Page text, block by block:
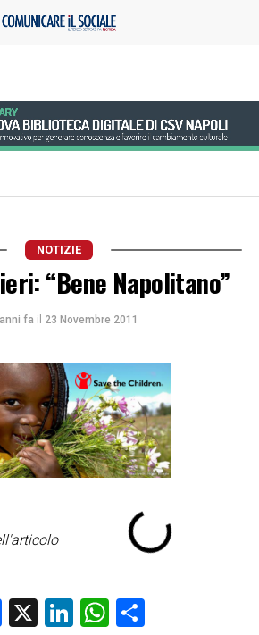
NOTIZIE
“Bene Napolitano”
fa il 23 Novembre 2011
Facebook
X LinkedIn
WhatsApp
Condividi